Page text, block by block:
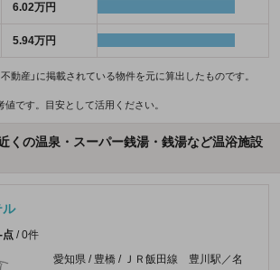
6.02万円
5.94万円
動産」に掲載されている物件を元に算出したものです。
です。目安として活用ください。
くの温泉・スーパー銭湯・銭湯など温浴施設
ル
-点 /0件
愛知県 / 豊橋 / ＪＲ飯田線 豊川駅／名